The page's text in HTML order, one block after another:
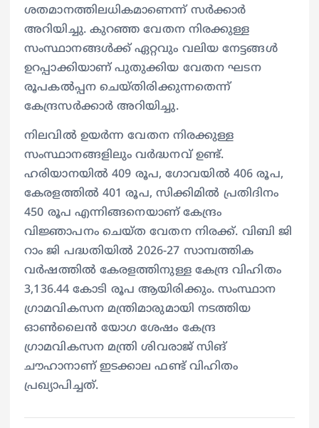
ശതമാനത്തിലധികമാണെന്ന് സർക്കാർ
അറിയിച്ചു. കുറഞ്ഞ വേതന നിരക്കുള്ള
സംസ്ഥാനങ്ങൾക്ക് ഏറ്റവും വലിയ നേട്ടങ്ങൾ
ഉറപ്പാക്കിയാണ് പുതുക്കിയ വേതന ഘടന
രൂപകൽപ്പന ചെയ്തിരിക്കുന്നതെന്ന്
കേന്ദ്രസർക്കാർ അറിയിച്ചു.
നിലവിൽ ഉയർന്ന വേതന നിരക്കുള്ള
സംസ്ഥാനങ്ങളിലും വർദ്ധനവ് ഉണ്ട്.
ഹരിയാനയിൽ 409 രൂപ, ഗോവയിൽ 406 രൂപ,
കേരളത്തിൽ 401 രൂപ, സിക്കിമിൽ പ്രതിദിനം
450 രൂപ എന്നിങ്ങനെയാണ് കേന്ദ്രം
വിജ്ഞാപനം ചെയ്ത വേതന നിരക്ക്. വിബി ജി
റാം ജി പദ്ധതിയിൽ 2026-27 സാമ്പത്തിക
വർഷത്തിൽ കേരളത്തിനുള്ള കേന്ദ്ര വിഹിതം
3,136.44 കോടി രൂപ ആയിരിക്കും. സംസ്ഥാന
ഗ്രാമവികസന മന്ത്രിമാരുമായി നടത്തിയ
ഓൺലൈൻ യോഗ ശേഷം കേന്ദ്ര
ഗ്രാമവികസന മന്ത്രി ശിവരാജ് സിങ്
ചൗഹാനാണ് ഇടക്കാല ഫണ്ട് വിഹിതം
പ്രഖ്യാപിച്ചത്.